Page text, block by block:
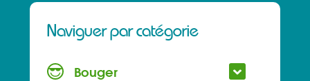
Naviguer par catégorie
Bouger